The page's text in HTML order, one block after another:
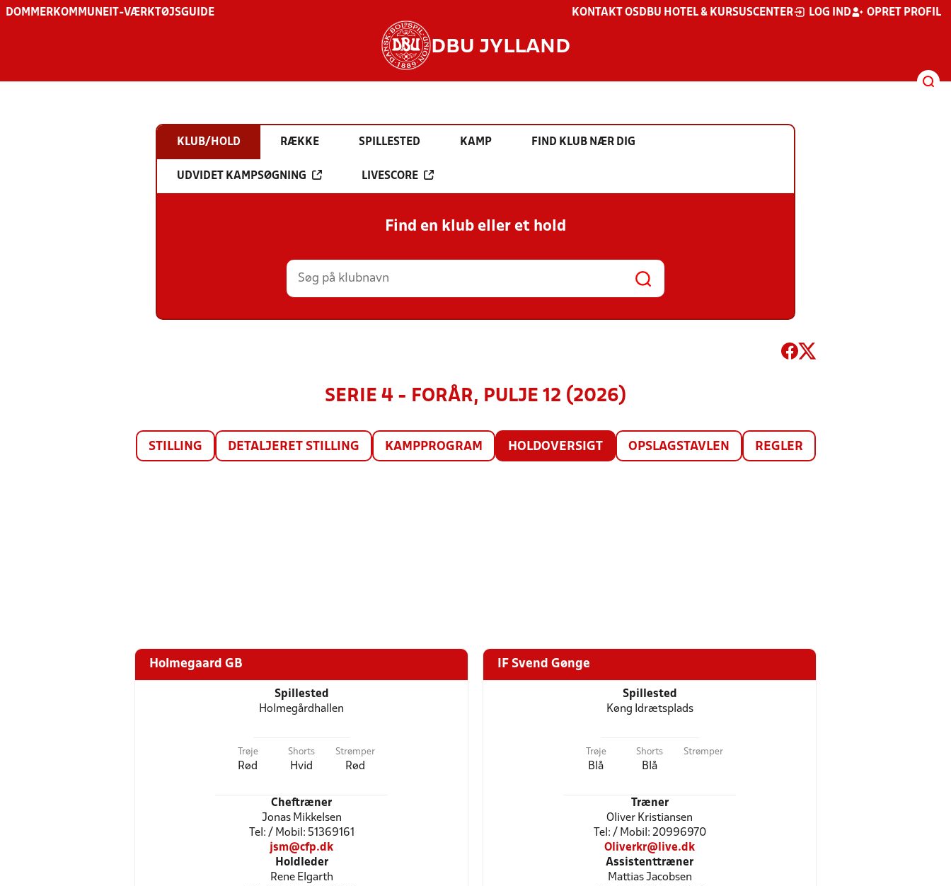
DOMMER KOMMUNE IT-VÆRKTØJSGUIDE KONTAKT OS DBU HOTEL & KURSUSCENTER LOG IND OPRET PROFIL
DBU JYLLAND
KLUB/HOLD RÆKKE SPILLESTED KAMP FIND KLUB NÆR DIG
UDVIDET KAMPSØGNING LIVESCORE
Find en klub eller et hold
SERIE 4 - FORÅR, PULJE 12 (2026)
STILLING DETALJERET STILLING KAMPPROGRAM HOLDOVERSIGT OPSLAGSTAVLEN REGLER
Holmegaard GB
Spillested
Holmegårdhallen
Trøje
Rød
Shorts
Hvid
Strømper
Rød
Cheftræner
Jonas Mikkelsen
Tel: / Mobil: 51369161
jsm@cfp.dk
Holdleder
Rene Elgarth
IF Svend Gønge
Spillested
Køng Idrætsplads
Trøje
Blå
Shorts
Blå
Strømper
Træner
Oliver Kristiansen
Tel: / Mobil: 20996970
Oliverkr@live.dk
Assistenttræner
Mattias Jacobsen